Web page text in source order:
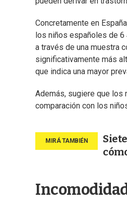
Concretamente en
los niños españoles de 6
a través de una muestra
significativamente más
que indica una mayor
Además, sugiere que
comparación con los